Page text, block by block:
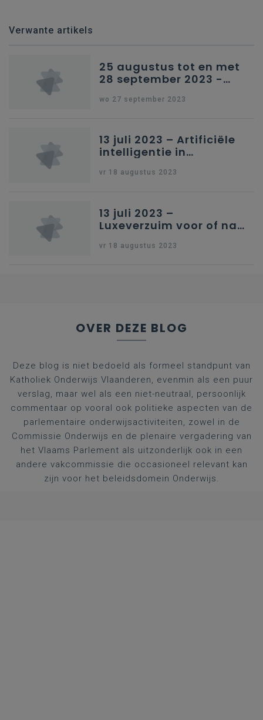
Verwante artikels
25 augustus tot en met
28 september 2023 -
wo 27 september 2023
13 juli 2023 – Artificiële
intelligentie in
vr 18 augustus 2023
13 juli 2023 –
Luxeverzuim voor of na
vr 18 augustus 2023
OVER DEZE BLOG
Deze blog is niet bedoeld als formeel standpunt van
Katholiek Onderwijs Vlaanderen, evenmin als een puur
verslag, maar wel als een niet-neutraal, persoonlijk
commentaar op vooral ook politieke aspecten van de
parlementaire onderwijsactiviteiten, zowel in de
Commissie Onderwijs en de plenaire vergadering van
het Vlaams Parlement als uitzonderlijk ook in een
andere vakcommissie die occasioneel relevant kan
zijn voor het beleidsdomein Onderwijs.